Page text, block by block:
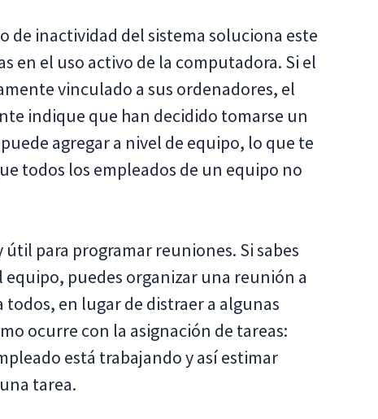
de inactividad del sistema soluciona este
en el uso activo de la computadora. Si el
vinculado a sus ordenadores, el
indique que han decidido tomarse un
agregar a nivel de equipo, lo que te
todos los empleados de un equipo no
para programar reuniones. Si sabes
puedes organizar una reunión a
en lugar de distraer a algunas
ocurre con la asignación de tareas:
está trabajando y así estimar
tarea.